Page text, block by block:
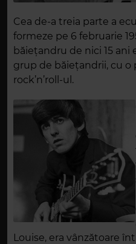
Cea de-a treia parte a
formeze pe 6 februarie
băiețandru de nici 15
grup de băiețandrii, cu o
rock’n’roll-ul.
Louise, era vânzătoare